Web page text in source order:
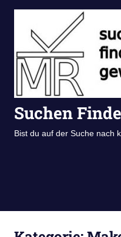
springen
Suchen
Bist du auf der Suche nach